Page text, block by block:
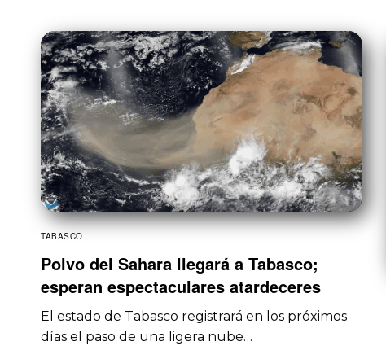
TABASCO
Polvo del Sahara llegará a Tabasco;
esperan espectaculares atardeceres
El estado de Tabasco registrará en los próximos
días el paso de una ligera nube…